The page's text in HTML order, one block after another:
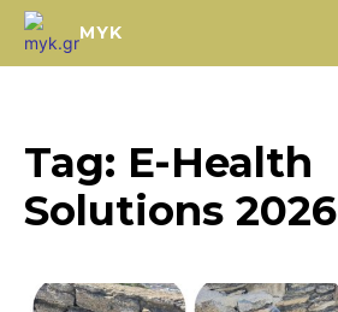
MYK
Tag: E-Health
Solutions 2026